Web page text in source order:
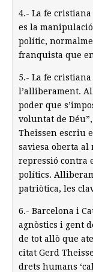
4.- La fe
es la
polític,
franquista que
5.- La fe
l’alliberament.
poder que
voluntat de
Theissen escriu
saviesa oberta al
repressió contra
polítics.
patriòtica, les
6.- Barcelona i
agnòstics i gent
de tot allò que
citat Gerd
drets humans